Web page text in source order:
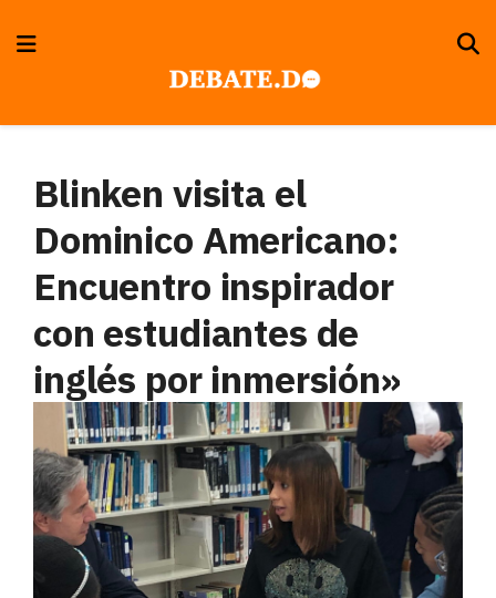
Blinken visita el
Dominico Americano:
Encuentro inspirador
con estudiantes de
inglés por inmersión»